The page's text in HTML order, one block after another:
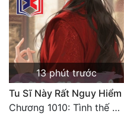
13 phút trước
Tu Sĩ Này Rất Nguy Hiểm
Chương 1010: Tình thế nguy hiểm